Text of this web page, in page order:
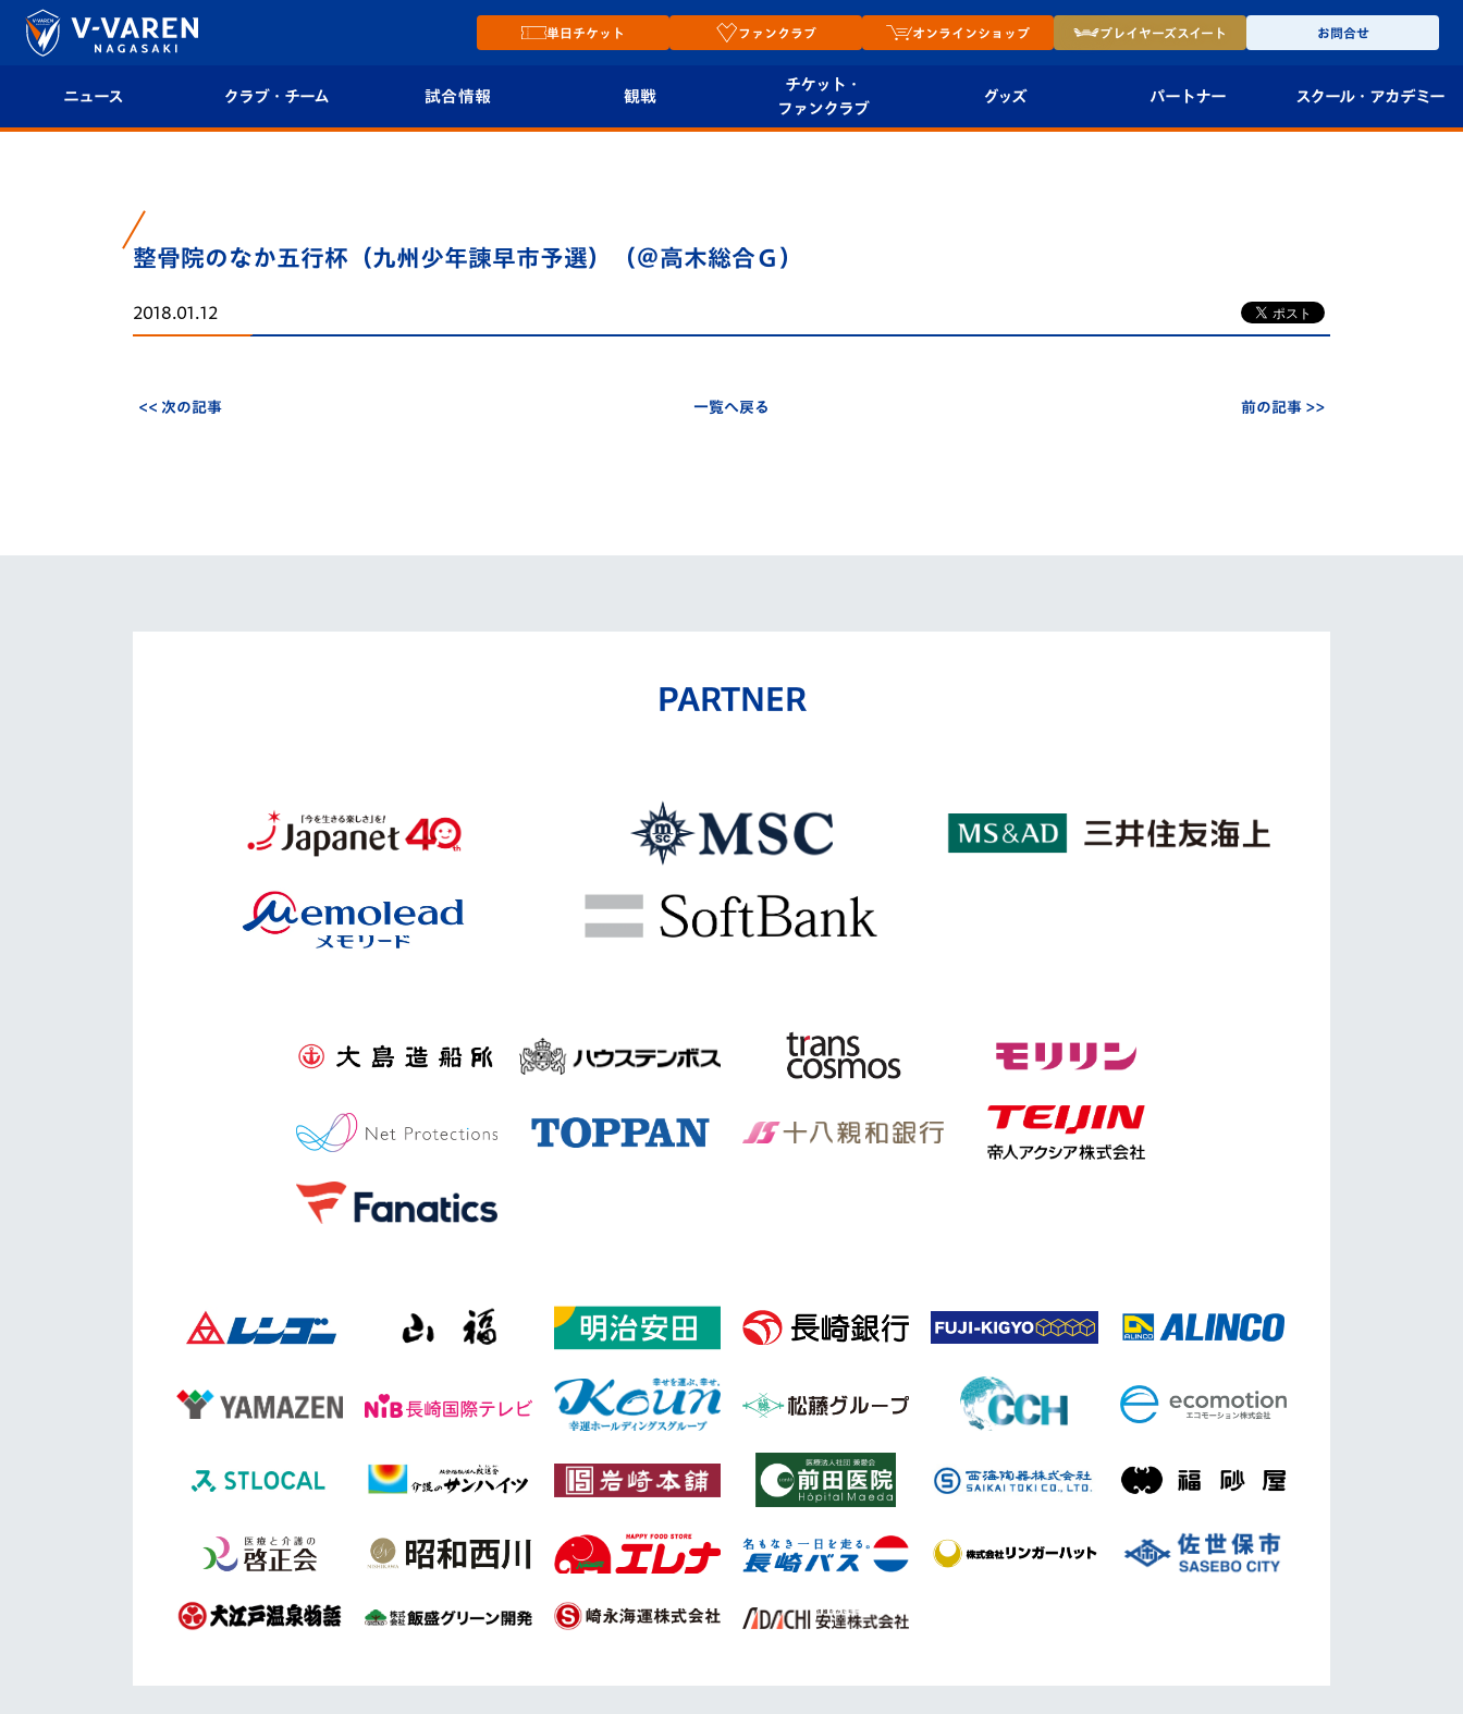
単日チケット ファンクラブ オンラインショップ プレイヤーズスイート お問合せ
ニュース クラブ・チーム
クラブ概要
エンブレム紹介
試合情報
順位表
観戦
チケット・
ファンクラブ
プレイヤーズスイート
グッズ パートナー スクール・ アカデミー
U-12
整骨院のなか五行杯（九州少年諫早市予選）（＠高木総合Ｇ）
2018.01.12
<< 次の記事 一覧へ戻る 前の記事 >>
PARTNER